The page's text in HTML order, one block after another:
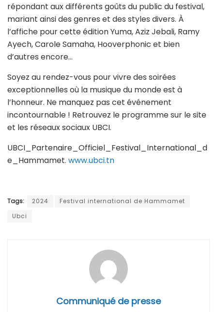
répondant aux différents goûts du public du festival,
mariant ainsi des genres et des styles divers. À
l’affiche pour cette édition Yuma, Aziz Jebali, Ramy
Ayech, Carole Samaha, Hooverphonic et bien
d’autres encore…
Soyez au rendez-vous pour vivre des soirées
exceptionnelles où la musique du monde est à
l’honneur. Ne manquez pas cet événement
incontournable ! Retrouvez le programme sur le site
et les réseaux sociaux UBCI.
UBCI_Partenaire_Officiel_Festival_International_d
e_Hammamet​. www.ubci.tn
Tags: 2024
Festival international de Hammamet
Ubci
Communiqué de presse